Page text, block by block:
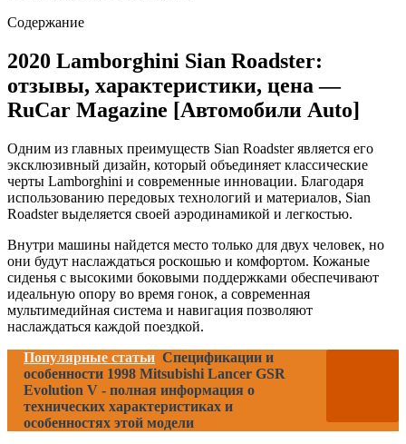
Содержание
2020 Lamborghini Sian Roadster:
отзывы, характеристики, цена —
RuCar Magazine [Автомобили Auto]
Одним из главных преимуществ Sian Roadster является его
эксклюзивный дизайн, который объединяет классические
черты Lamborghini и современные инновации. Благодаря
использованию передовых технологий и материалов, Sian
Roadster выделяется своей аэродинамикой и легкостью.
Внутри машины найдется место только для двух человек, но
они будут наслаждаться роскошью и комфортом. Кожаные
сиденья с высокими боковыми поддержками обеспечивают
идеальную опору во время гонок, а современная
мультимедийная система и навигация позволяют
наслаждаться каждой поездкой.
Популярные статьи Спецификации и
особенности 1998 Mitsubishi Lancer GSR
Evolution V - полная информация о
технических характеристиках и
особенностях этой модели